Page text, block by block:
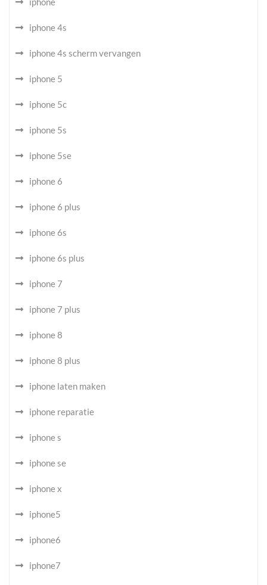
iphone 4s
iphone 4s scherm vervangen
iphone 5
iphone 5c
iphone 5s
iphone 5se
iphone 6
iphone 6 plus
iphone 6s
iphone 6s plus
iphone 7
iphone 7 plus
iphone 8
iphone 8 plus
iphone laten maken
iphone reparatie
iphone s
iphone se
iphone x
iphone5
iphone6
iphone7